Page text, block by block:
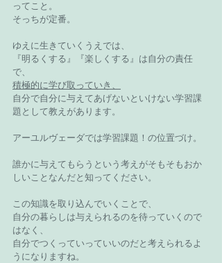
ってこと。
そっちが定番。
ゆえに生きていくうえでは、
『明るくする』『楽しくする』は自分の責任
で、
積極的に学び取っていき、
自分で自分に与えてあげないといけない学習課
題として教えがあります。
アーユルヴェーダでは学習課題！の位置づけ。
誰かに与えてもらうという考えがそもそもおか
しいことなんだと知ってください。
この知識を取り込んでいくことで、
自分の暮らしは与えられるのを待っていくので
はなく、
自分でつくっていっていいのだと考えられるよ
うになりますね。